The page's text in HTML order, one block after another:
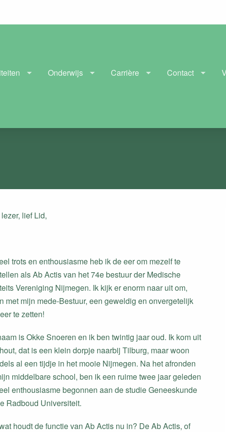
Onderwijs Carrière Contact
lief Lid,
trots en enthousiasme heb ik de eer om mezelf te
als Ab Actis van het 74e bestuur der Medische
Vereniging Nijmegen. Ik kijk er enorm naar uit om,
met mijn mede-Bestuur, een geweldig en onvergetelijk
te zetten!
is Okke Snoeren en ik ben twintig jaar oud. Ik kom uit
dat is een klein dorpje naarbij Tilburg, maar woon
al een tijdje in het mooie Nijmegen. Na het afronden
middelbare school, ben ik een ruime twee jaar geleden
enthousiasme begonnen aan de studie Geneeskunde
Radboud Universiteit.
houdt de functie van Ab Actis nu in? De Ab Actis, of